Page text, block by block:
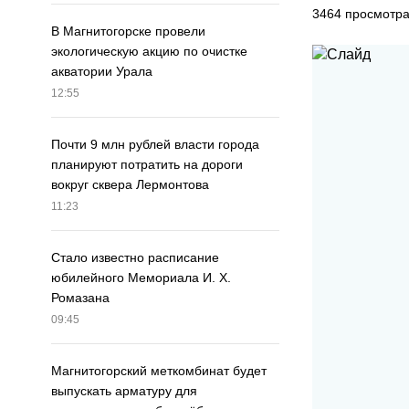
В Магнитогорске провели
экологическую акцию по очистке
акватории Урала
12:55
Почти 9 млн рублей власти города
планируют потратить на дороги
вокруг сквера Лермонтова
11:23
Стало известно расписание
юбилейного Мемориала И. Х.
Ромазана
09:45
Магнитогорский меткомбинат будет
выпускать арматуру для
3464 просмотра